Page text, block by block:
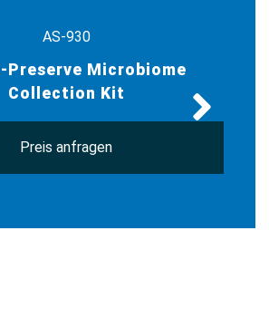
AS-930
Preserve Microbiome
Collection Kit
Preis anfragen